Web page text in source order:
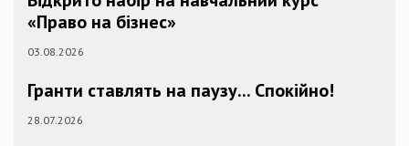
«Право на бізнес»
03.08.2026
Гранти ставлять на паузу... Спокійно!
28.07.2026